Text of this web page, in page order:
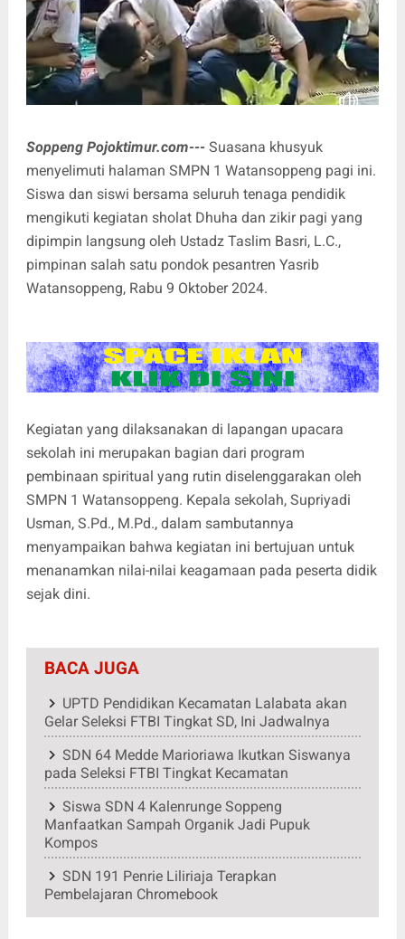
Soppeng Pojoktimur.com---Suasana khusyuk
menyelimuti halaman SMPN 1 Watansoppeng pagi ini.
Siswa dan siswi bersama seluruh tenaga pendidik
mengikuti kegiatan sholat Dhuha dan zikir pagi yang
dipimpin langsung oleh Ustadz Taslim Basri, L.C.,
pimpinan salah satu pondok pesantren Yasrib
Watansoppeng, Rabu 9 Oktober 2024.
Kegiatan yang dilaksanakan di lapangan upacara
sekolah ini merupakan bagian dari program
pembinaan spiritual yang rutin diselenggarakan oleh
SMPN 1 Watansoppeng. Kepala sekolah, Supriyadi
Usman, S.Pd., M.Pd., dalam sambutannya
menyampaikan bahwa kegiatan ini bertujuan untuk
menanamkan nilai-nilai keagamaan pada peserta didik
sejak dini.
BACA JUGA
UPTD Pendidikan Kecamatan Lalabata akan
Gelar Seleksi FTBI Tingkat SD, Ini Jadwalnya
SDN 64 Medde Marioriawa Ikutkan Siswanya
pada Seleksi FTBI Tingkat Kecamatan
Siswa SDN 4 Kalenrunge Soppeng
Manfaatkan Sampah Organik Jadi Pupuk
Kompos
SDN 191 Penrie Liliriaja Terapkan
Pembelajaran Chromebook